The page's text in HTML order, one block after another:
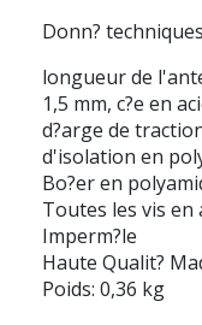
Donn?
longueur de
1,5 mm, c?e en
d?arge de
d'isolation en
Bo?er en
Toutes les vis en
Imperm?le
Haute Qualit?
Poids: 0,36 kg